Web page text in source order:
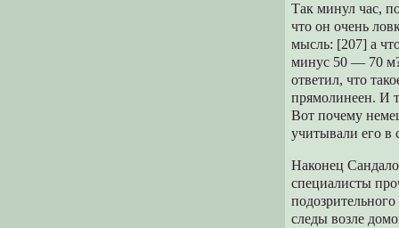
Так минул час,
что он очень
мысль: [207] а
минус 50 — 70
ответил, что
прямолинеен. И
Вот почему
учитывали его в
Наконец
специалисты
следы возле